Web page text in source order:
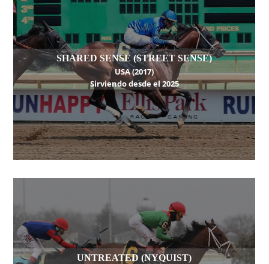
SHARED SENSE (STREET SENSE)
USA (2017)
Sirviendo desde el 2025
UNTREATED (NYQUIST)